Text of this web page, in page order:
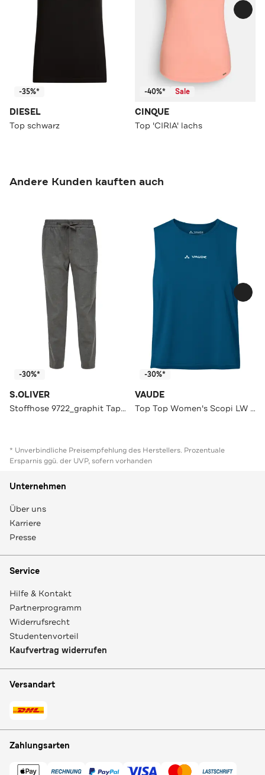
-35%*
DIESEL
Top schwarz
-40%* Sale
CINQUE
Top 'CIRIA' lachs
Andere Kunden kauften auch
-30%*
S.OLIVER
Stoffhose 9722_graphit Tapered
-30%*
VAUDE
Top Top Women's Scopi LW Top shore blue
* Unverbindliche Preisempfehlung des Herstellers. Prozentuale
Ersparnis ggü. der UVP, sofern vorhanden
Unternehmen
Über uns
Karriere
Presse
Service
Hilfe & Kontakt
Partnerprogramm
Widerrufsrecht
Studentenvorteil
Kaufvertrag widerrufen
Versandart
Zahlungsarten